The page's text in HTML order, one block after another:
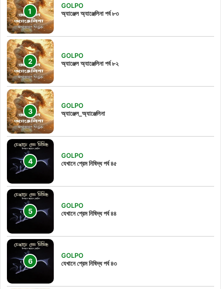
GOLPO
অ্যাঞ্জেল অ্যাঞ্জেলিনা পর্ব ৮৩
GOLPO
অ্যাঞ্জেল অ্যাঞ্জেলিনা পর্ব ৮২
GOLPO
অ্যাঞ্জেল_অ্যাঞ্জেলিনা
GOLPO
যেখানে প্রেম নিষিদ্ধ পর্ব ৪৫
GOLPO
যেখানে প্রেম নিষিদ্ধ পর্ব ৪৪
GOLPO
যেখানে প্রেম নিষিদ্ধ পর্ব ৪৩